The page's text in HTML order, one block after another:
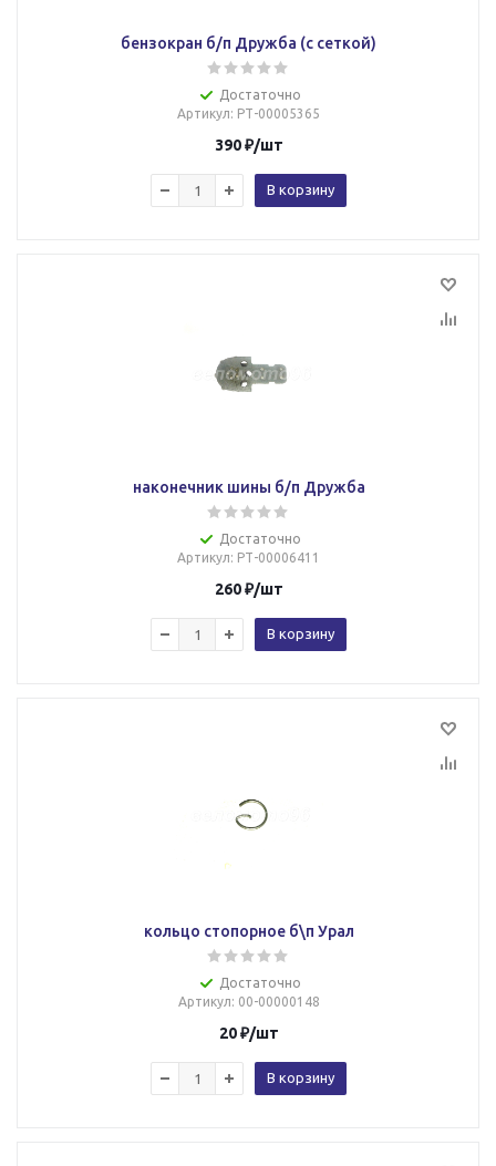
бензокран б/п Дружба (с сеткой)
Достаточно
Артикул: РТ-00005365
390₽/шт
В корзину
наконечник шины б/п Дружба
Достаточно
Артикул: РТ-00006411
260₽/шт
В корзину
кольцо стопорное б\п Урал
Достаточно
Артикул: 00-00000148
20₽/шт
В корзину